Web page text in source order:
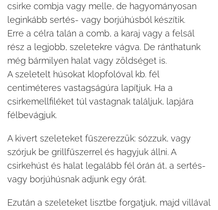
csirke combja vagy melle, de hagyományosan
leginkább sertés- vagy borjúhúsból készítik.
Erre a célra talán a comb, a karaj vagy a felsál
rész a legjobb, szeletekre vágva. De ránthatunk
még bármilyen halat vagy zöldséget is.
A szeletelt húsokat klopfolóval kb. fél
centiméteres vastagságúra lapítjuk. Ha a
csirkemellfiléket túl vastagnak találjuk, lapjára
félbevágjuk.
A kivert szeleteket fűszerezzük: sózzuk, vagy
szórjuk be grillfűszerrel és hagyjuk állni. A
csirkehúst és halat legalább fél órán át, a sertés-
vagy borjúhúsnak adjunk egy órát.
Ezután a szeleteket lisztbe forgatjuk, majd villával